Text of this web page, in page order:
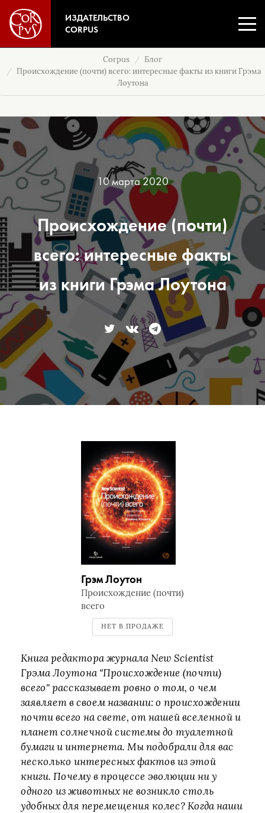
ИЗДАТЕЛЬСТВО
CORPUS
Corpus
Блог
Происхождение (почти) всего: интересные факты из книги Грэма
Лоутона
10 марта 2020
Происхождение (почти)
всего: интересные факты
из книги Грэма Лоутона
Грэм Лоутон
Происхождение (почти)
всего
НЕТ В ПРОДАЖЕ
Книга редактора журнала New Scientist
Грэма Лоутона "Происхождение (почти)
всего" рассказывает ровно о том, о чем
заявляет в своем названии: о происхождении
почти всего на свете, от нашей вселенной и
планет солнечной системы до туалетной
бумаги и интернета. Мы подобрали для вас
несколько интересных фактов из этой
книги. Почему в процессе эволюции ни у
одного из животных не возникло столь
удобных для перемещения колес? Когда наши